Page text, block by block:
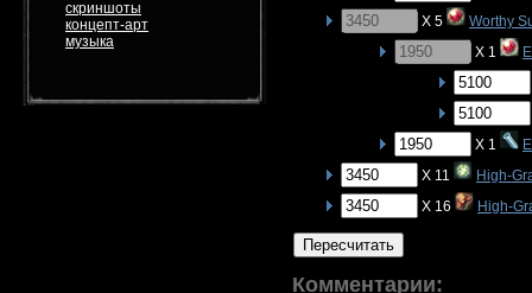
скриншоты
концепт-арт
музыка
X 5
Worthy
X 1
X 1
X 11
High-
X 16
High-
Пересчитать
Комментарии: